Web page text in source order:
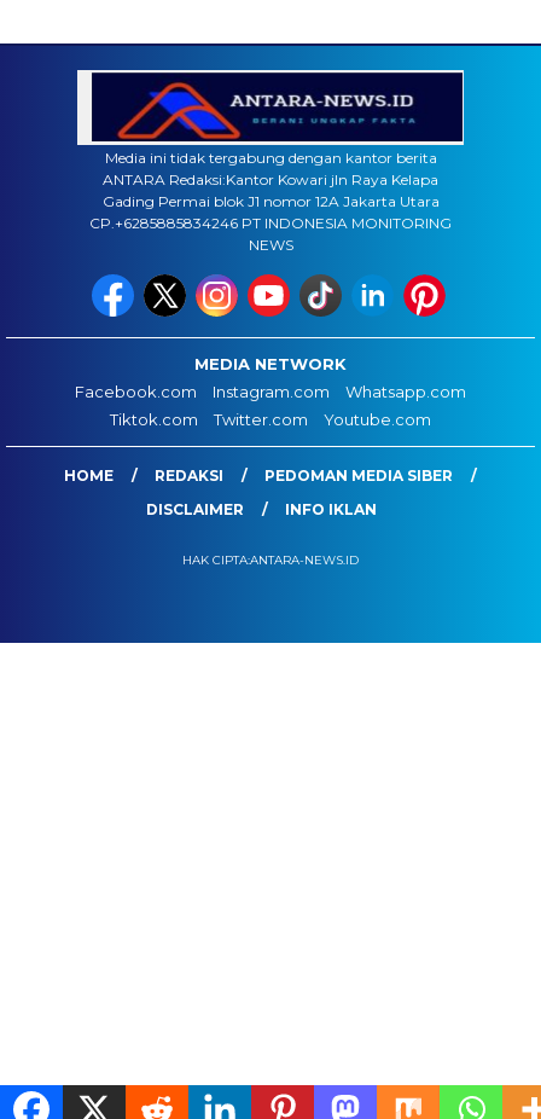
Media ini tidak tergabung dengan kantor berita
ANTARA Redaksi:Kantor Kowari jln Raya Kelapa
Gading Permai blok J1 nomor 12A Jakarta Utara
CP.+6285885834246 PT INDONESIA MONITORING
NEWS
MEDIA NETWORK
Facebook.com
Instagram.com
Whatsapp.com
Tiktok.com
Twitter.com Youtube.com
HOME REDAKSI
PEDOMAN MEDIA SIBER
DISCLAIMER
INFO IKLAN
HAK CIPTA:ANTARA-NEWS.ID